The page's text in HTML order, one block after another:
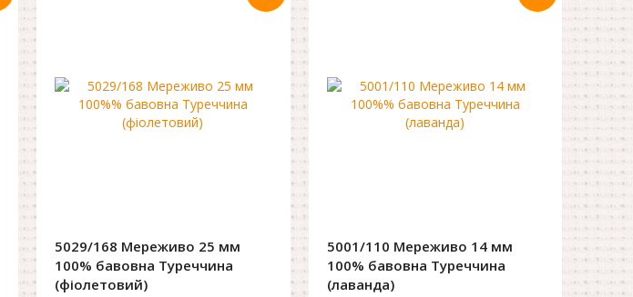
5029/168 Мереживо 25 мм
100% бавовна Туреччина
(фіолетовий)
5001/110 Мереживо 14 мм
100% бавовна Туреччина
(лаванда)